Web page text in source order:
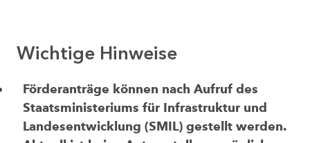
Wichtige Hinweise
Förderanträge können nach Aufruf des
Staatsministeriums für Infrastruktur und
Landesentwicklung (SMIL) gestellt werden.